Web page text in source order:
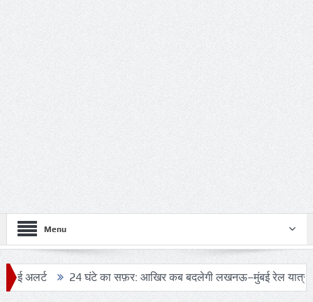
Menu
24 घंटे का सफ़र: आखिर कब बदलेगी लखनऊ–मुंबई रेल यात्रा की तस्वीर?